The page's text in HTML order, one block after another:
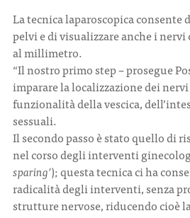
La tecnica laparoscopica consente
pelvi e di visualizzare anche i
al millimetro.
“Il nostro primo step – prosegue
imparare la localizzazione dei
funzionalità della vescica,
sessuali.
Il secondo passo è stato quello di
nel corso degli interventi
sparing’); questa tecnica ci ha
radicalità degli interventi, senza
strutture nervose, riducendo cioè